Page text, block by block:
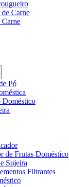
Carne
Pó
Doméstico
de Frutas Doméstico
Sujeira
Filtrantes